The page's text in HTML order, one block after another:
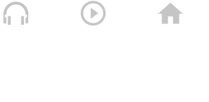
وصايا الخالدين الشهيد – صالح عبدالله